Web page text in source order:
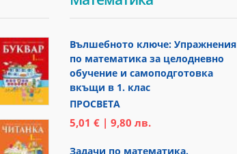
Вълшебното ключе: Упражнения
по математика за целодневно
обучение и самоподготовка
вкъщи в 1. клас
ПРОСВЕТА
5,01 € | 9,80 лв.
Задачи по математика.